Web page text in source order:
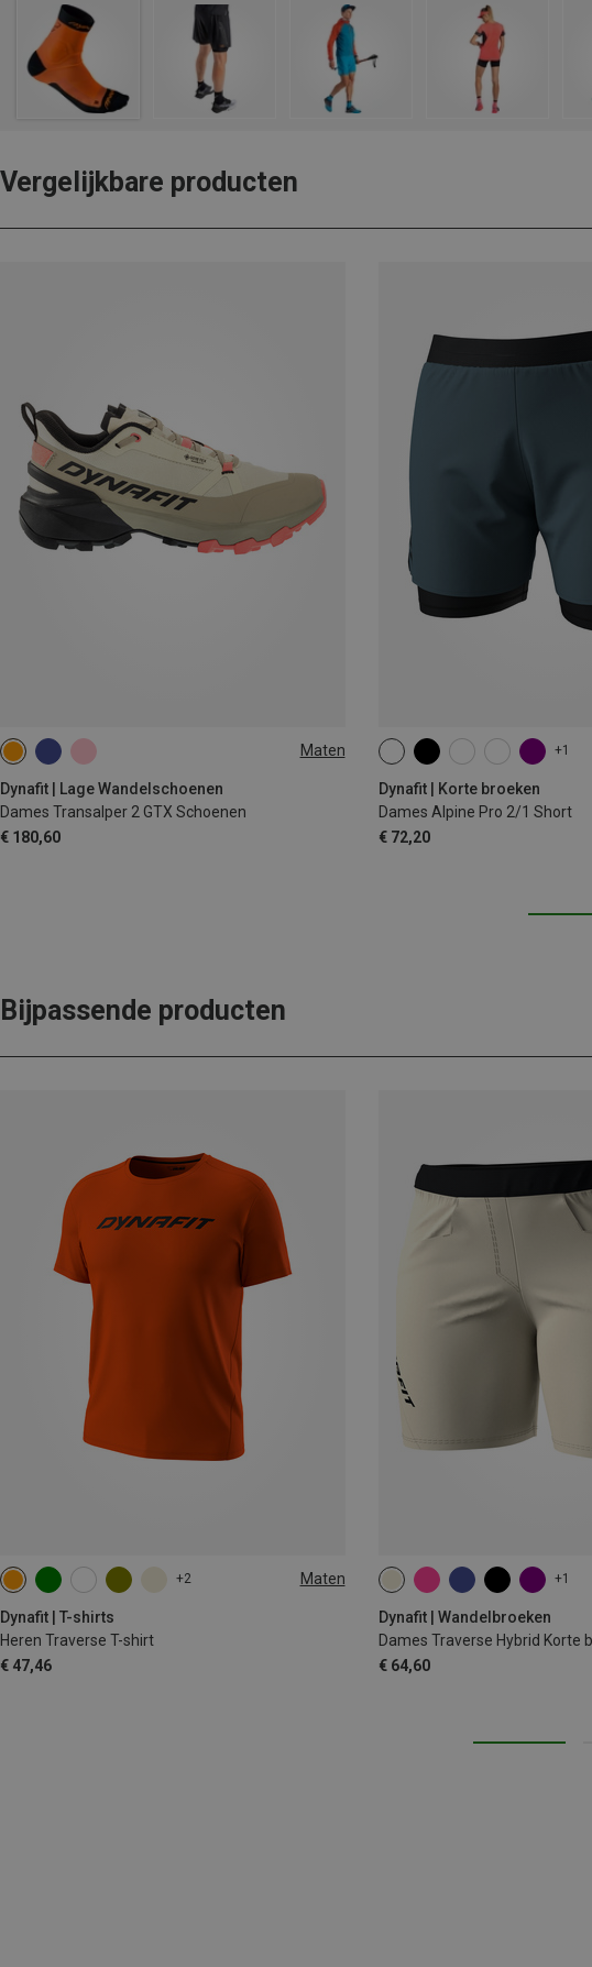
Vergelijkbare producten
Maten
Dynafit | Lage Wandelschoenen
Dames Transalper 2 GTX Schoenen
€ 180,60
+1
Dynafit | Korte broeken
Dames Alpine Pro 2/1 Short
€ 72,20
XS S M XL
Bijpassende producten
+2 Maten
Dynafit | T-shirts
Heren Traverse T-shirt
€ 47,46
S M L XL XXL
+1
Dynafit | Wandelbroeken
Dames Traverse Hybrid Korte
€ 64,60
XS S M